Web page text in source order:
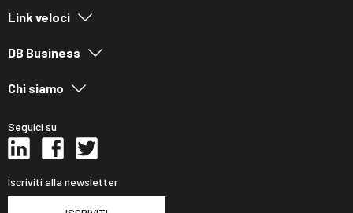
Link veloci
DB Business
Chi siamo
Seguici su
Iscriviti alla newsletter